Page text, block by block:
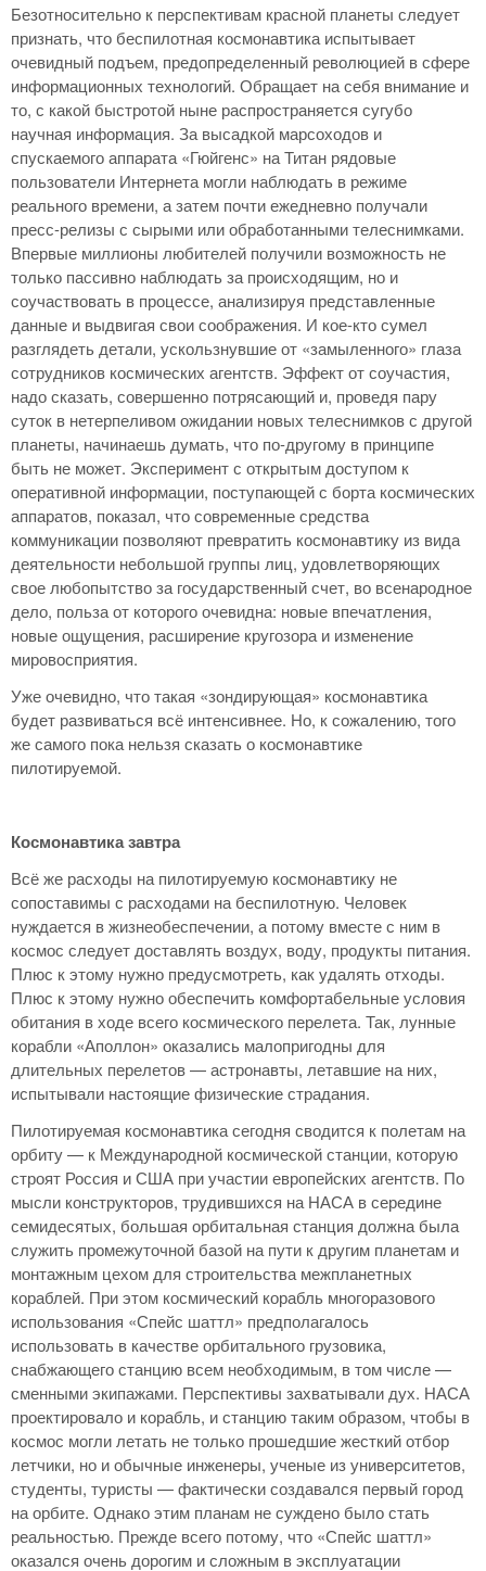
Безотносительно к перспективам красной планеты следует
признать, что беспилотная космонавтика испытывает
очевидный подъем, предопределенный революцией в сфере
информационных технологий. Обращает на себя внимание и
то, с какой быстротой ныне распространяется сугубо
научная информация. За высадкой марсоходов и
спускаемого аппарата «Гюйгенс» на Титан рядовые
пользователи Интернета могли наблюдать в режиме
реального времени, а затем почти ежедневно получали
пресс-релизы с сырыми или обработанными телеснимками.
Впервые миллионы любителей получили возможность не
только пассивно наблюдать за происходящим, но и
соучаствовать в процессе, анализируя представленные
данные и выдвигая свои соображения. И кое-кто сумел
разглядеть детали, ускользнувшие от «замыленного» глаза
сотрудников космических агентств. Эффект от соучастия,
надо сказать, совершенно потрясающий и, проведя пару
суток в нетерпеливом ожидании новых телеснимков с другой
планеты, начинаешь думать, что по-другому в принципе
быть не может. Эксперимент с открытым доступом к
оперативной информации, поступающей с борта космических
аппаратов, показал, что современные средства
коммуникации позволяют превратить космонавтику из вида
деятельности небольшой группы лиц, удовлетворяющих
свое любопытство за государственный счет, во всенародное
дело, польза от которого очевидна: новые впечатления,
новые ощущения, расширение кругозора и изменение
мировосприятия.
Уже очевидно, что такая «зондирующая» космонавтика
будет развиваться всё интенсивнее. Но, к сожалению, того
же самого пока нельзя сказать о космонавтике
пилотируемой.
Космонавтика завтра
Всё же расходы на пилотируемую космонавтику не
сопоставимы с расходами на беспилотную. Человек
нуждается в жизнеобеспечении, а потому вместе с ним в
космос следует доставлять воздух, воду, продукты питания.
Плюс к этому нужно предусмотреть, как удалять отходы.
Плюс к этому нужно обеспечить комфортабельные условия
обитания в ходе всего космического перелета. Так, лунные
корабли «Аполлон» оказались малопригодны для
длительных перелетов — астронавты, летавшие на них,
испытывали настоящие физические страдания.
Пилотируемая космонавтика сегодня сводится к полетам на
орбиту — к Международной космической станции, которую
строят Россия и США при участии европейских агентств. По
мысли конструкторов, трудившихся на НАСА в середине
семидесятых, большая орбитальная станция должна была
служить промежуточной базой на пути к другим планетам и
монтажным цехом для строительства межпланетных
кораблей. При этом космический корабль многоразового
использования «Спейс шаттл» предполагалось
использовать в качестве орбитального грузовика,
снабжающего станцию всем необходимым, в том числе —
сменными экипажами. Перспективы захватывали дух. НАСА
проектировало и корабль, и станцию таким образом, чтобы в
космос могли летать не только прошедшие жесткий отбор
летчики, но и обычные инженеры, ученые из университетов,
студенты, туристы — фактически создавался первый город
на орбите. Однако этим планам не суждено было стать
реальностью. Прежде всего потому, что «Спейс шаттл»
оказался очень дорогим и сложным в эксплуатации